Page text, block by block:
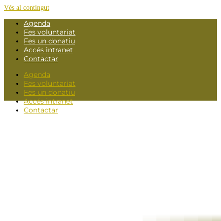
Vés al contingut
Agenda
Fes voluntariat
Fes un donatiu
Accés intranet
Contactar
Agenda
Fes voluntariat
Fes un donatiu
Accés intranet
Contactar